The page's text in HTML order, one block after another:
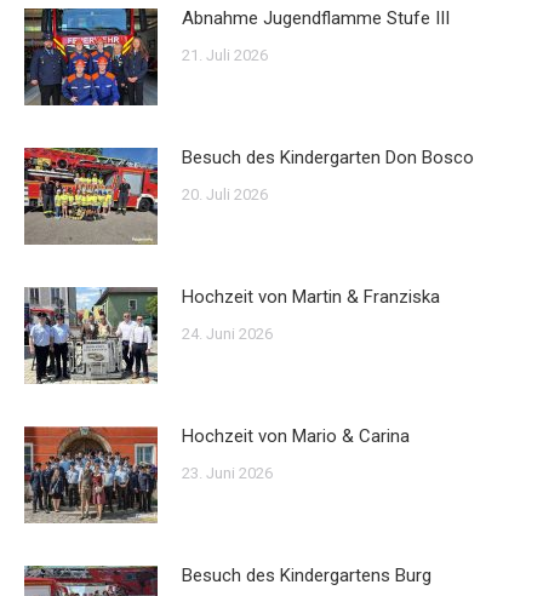
Abnahme Jugendflamme Stufe III
21. Juli 2026
Besuch des Kindergarten Don Bosco
20. Juli 2026
Hochzeit von Martin & Franziska
24. Juni 2026
Hochzeit von Mario & Carina
23. Juni 2026
Besuch des Kindergartens Burg